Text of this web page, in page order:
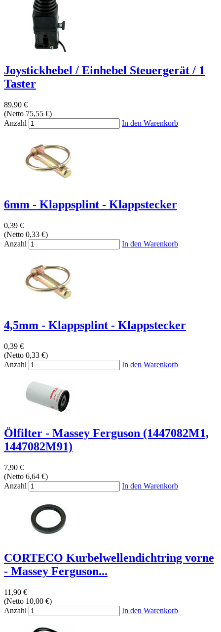
Joystickhebel / Einhebel Steuergerät / 1
Taster
89,90 €
(Netto 75,55 €)
Anzahl
In den Warenkorb
6mm - Klappsplint - Klappstecker
0,39 €
(Netto 0,33 €)
Anzahl
In den Warenkorb
4,5mm - Klappsplint - Klappstecker
0,39 €
(Netto 0,33 €)
Anzahl
In den Warenkorb
Ölfilter - Massey Ferguson (1447082M1,
1447082M91)
7,90 €
(Netto 6,64 €)
Anzahl
In den Warenkorb
CORTECO Kurbelwellendichtring vorne
- Massey Ferguson...
11,90 €
(Netto 10,00 €)
Anzahl
In den Warenkorb